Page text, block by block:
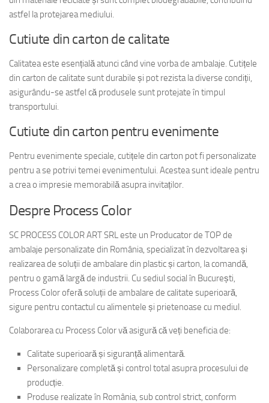
astfel la protejarea mediului.
Cutiute din carton de calitate
Calitatea este esențială atunci când vine vorba de ambalaje. Cutițele
din carton de calitate sunt durabile și pot rezista la diverse condiții,
asigurându-se astfel că produsele sunt protejate în timpul
transportului.
Cutiute din carton pentru evenimente
Pentru evenimente speciale, cutițele din carton pot fi personalizate
pentru a se potrivi temei evenimentului. Acestea sunt ideale pentru
a crea o impresie memorabilă asupra invitaților.
Despre Process Color
SC PROCESS COLOR ART SRL este un Producator de TOP de
ambalaje personalizate din România, specializat în dezvoltarea și
realizarea de soluții de ambalare din plastic și carton, la comandă,
pentru o gamă largă de industrii. Cu sediul social în București,
Process Color oferă soluții de ambalare de calitate superioară,
sigure pentru contactul cu alimentele și prietenoase cu mediul.
Colaborarea cu Process Color vă asigură că veți beneficia de:
Calitate superioară și siguranță alimentară.
Personalizare completă și control total asupra procesului de
producție.
Produse realizate în România, sub control strict, conform